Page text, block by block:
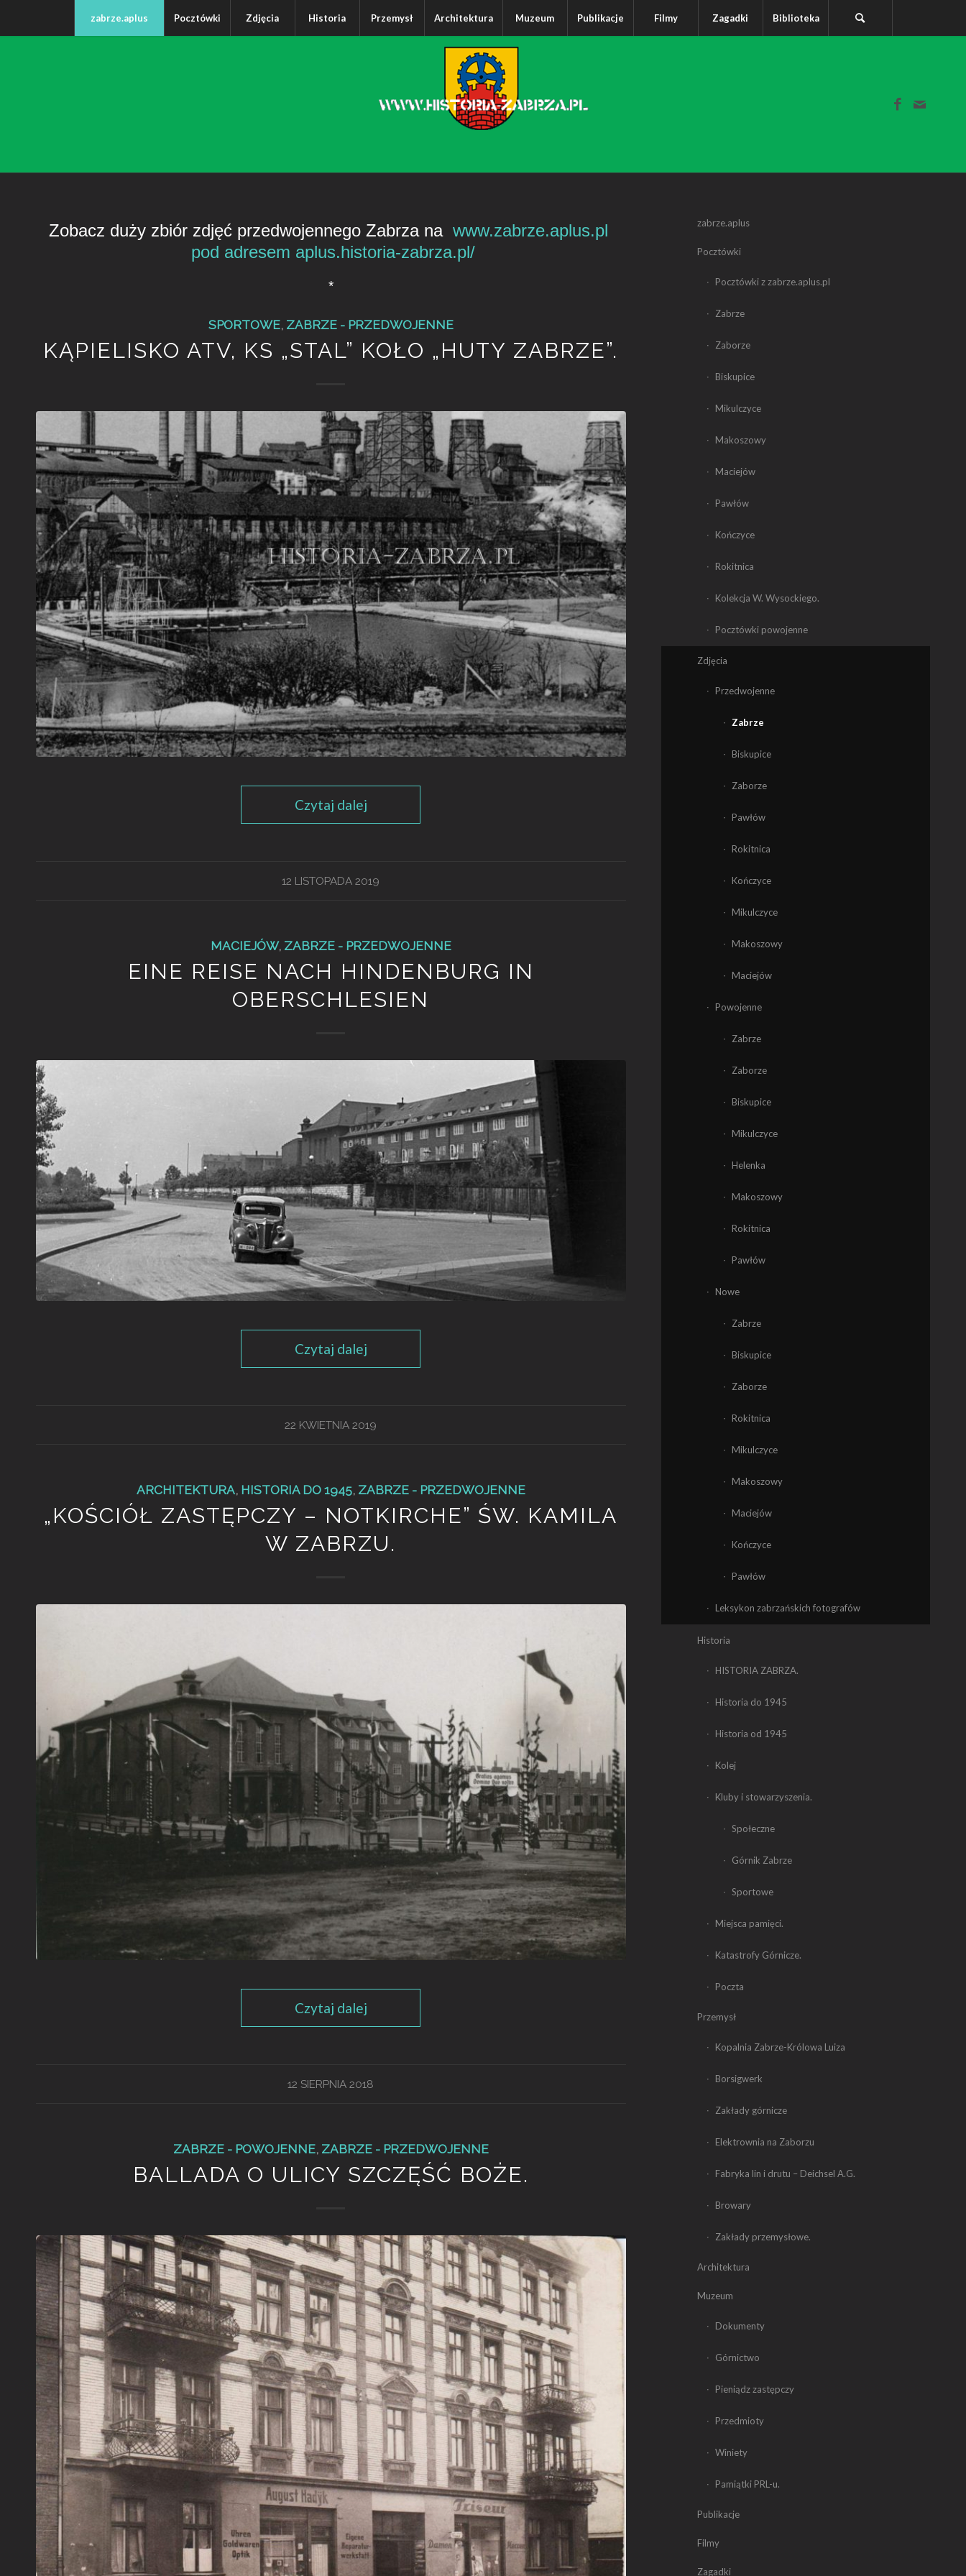
zabrze.aplus Pocztówki Zdjęcia Historia Przemysł Architektura Muzeum Publikacje Filmy Zagadki Biblioteka
Zobacz duży zbiór zdjęć przedwojennego Zabrza na www.zabrze.aplus.pl
pod adresem aplus.historia-zabrza.pl/
*
SPORTOWE, ZABRZE - PRZEDWOJENNE
KĄPIELISKO ATV, KS „STAL” KOŁO „HUTY ZABRZE”.
Czytaj dalej
12 LISTOPADA 2019
MACIEJÓW, ZABRZE - PRZEDWOJENNE
EINE REISE NACH HINDENBURG IN
OBERSCHLESIEN
Czytaj dalej
22 KWIETNIA 2019
ARCHITEKTURA, HISTORIA DO 1945, ZABRZE - PRZEDWOJENNE
„KOŚCIÓŁ ZASTĘPCZY – NOTKIRCHE” ŚW. KAMILA
W ZABRZU.
Czytaj dalej
12 SIERPNIA 2018
ZABRZE - POWOJENNE, ZABRZE - PRZEDWOJENNE
BALLADA O ULICY SZCZĘŚĆ BOŻE.
zabrze.aplus
Pocztówki
Pocztówki z zabrze.aplus.pl
Zabrze
Zaborze
Biskupice
Mikulczyce
Makoszowy
Maciejów
Pawłów
Kończyce
Rokitnica
Kolekcja W. Wysockiego.
Pocztówki powojenne
Zdjęcia
Przedwojenne
Zabrze
Biskupice
Zaborze
Pawłów
Rokitnica
Kończyce
Mikulczyce
Makoszowy
Maciejów
Powojenne
Zabrze
Zaborze
Biskupice
Mikulczyce
Helenka
Makoszowy
Rokitnica
Pawłów
Nowe
Zabrze
Biskupice
Zaborze
Rokitnica
Mikulczyce
Makoszowy
Maciejów
Kończyce
Pawłów
Leksykon zabrzańskich fotografów
Historia
HISTORIA ZABRZA.
Historia do 1945
Historia od 1945
Kolej
Kluby i stowarzyszenia.
Społeczne
Górnik Zabrze
Sportowe
Miejsca pamięci.
Katastrofy Górnicze.
Poczta
Przemysł
Kopalnia Zabrze-Królowa Luiza
Borsigwerk
Zakłady górnicze
Elektrownia na Zaborzu
Fabryka lin i drutu – Deichsel A.G.
Browary
Zakłady przemysłowe.
Architektura
Muzeum
Dokumenty
Górnictwo
Pieniądz zastępczy
Przedmioty
Winiety
Pamiątki PRL-u.
Publikacje
Filmy
Zagadki